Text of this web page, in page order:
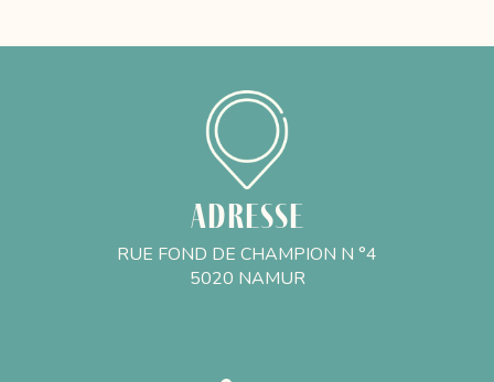
Adresse
RUE FOND DE CHAMPION N °4
5020 NAMUR